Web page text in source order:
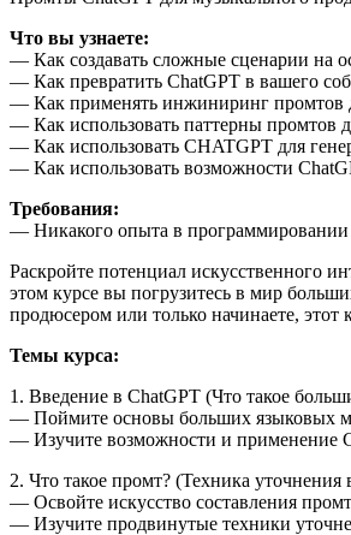
Что вы узнаете:
— Как создавать сложные сценарии на
— Как превратить ChatGPT в вашего
— Как применять инжиниринг промтов
— Как использовать паттерны промтов
— Как использовать CHATGPT для
— Как использовать возможности
Требования:
— Никакого опыта в программировании
Раскройте потенциал искусственного
этом курсе вы погрузитесь в мир
продюсером или только начинаете,
Темы курса:
1. Введение в ChatGPT (Что такое
— Поймите основы больших языковых
— Изучите возможности и применение
2. Что такое промт? (Техника уточнения
— Освойте искусство составления
— Изучите продвинутые техники